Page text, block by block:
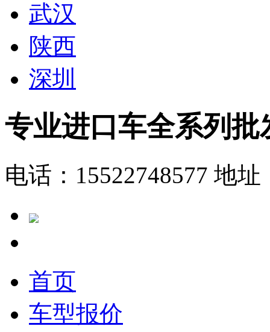
武汉
陕西
深圳
专业进口车全系列批
电话：15522748577 地址
首页
车型报价